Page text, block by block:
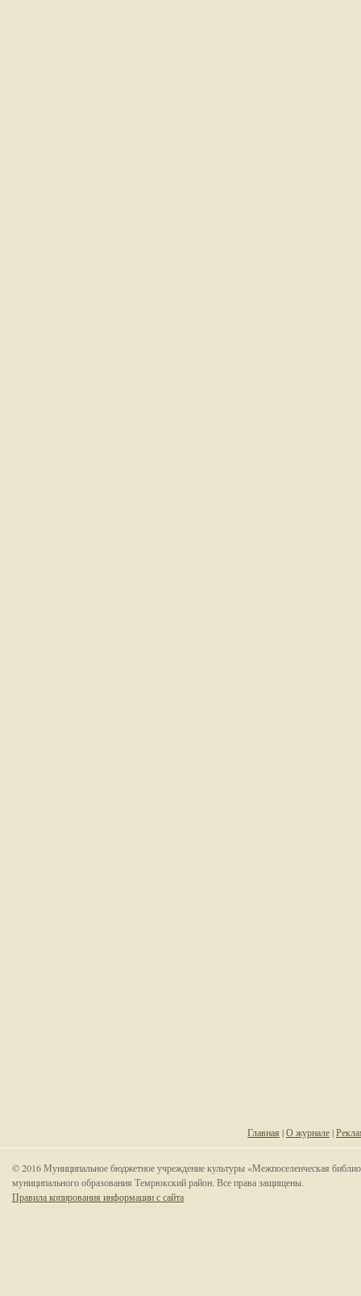
Главная |О журнале|
© 2016 Муниципальное бюджетное учреждение культуры «Межпоселенческая
муниципального образования Темрюкский район. Все права защищены.
Правила копирования информации с сайта